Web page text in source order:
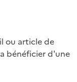
ou article de
bénéficier d'une